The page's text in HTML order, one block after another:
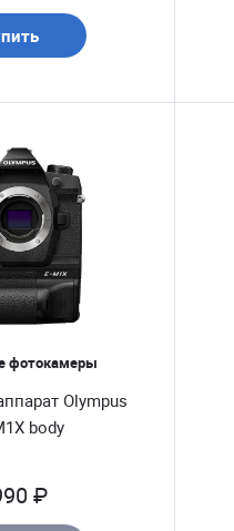
фотокамеры
Olympus
body
₽